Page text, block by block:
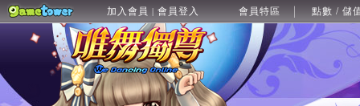
加入會員 | 會員登入 會員特區 點數 / 儲